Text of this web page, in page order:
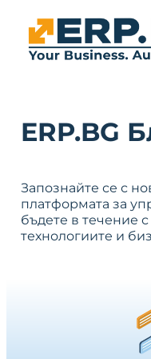
ERP.BG
Запознайте се с
платформата за
бъдете в течение
технологиите и